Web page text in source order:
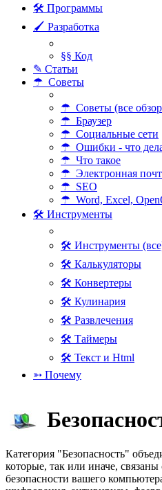
🛠 Программы
🖌 Разработка
§§ Код
✎ Статьи
☂ Советы
☂ Советы (все
☂ Браузер
☂ Социальные сети
☂ Ошибки - что
☂ Что такое
☂ Электронная
☂ SEO
☂ Word, Excel,
🛠 Инструменты
🛠 Инструменты
🛠 Калькуляторы
🛠 Конвертеры
🛠 Кулинария
🛠 Развлечения
🛠 Таймеры
🛠 Текст и Html
➳ Почему
Категория "Безопасность"
которые, так или иначе,
безопасности вашего